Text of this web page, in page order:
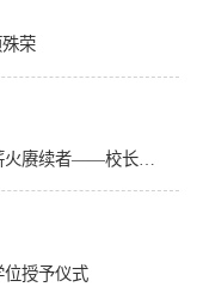
荣
位授予仪式